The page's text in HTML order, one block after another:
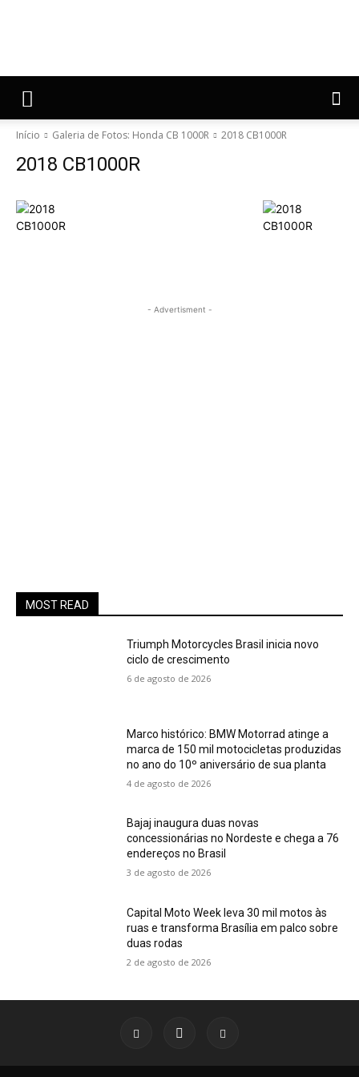
Início Galeria de Fotos: Honda CB 1000R 2018 CB1000R
2018 CB1000R
- Advertisment -
MOST READ
Triumph Motorcycles Brasil inicia novo
ciclo de crescimento
6 de agosto de 2026
Marco histórico: BMW Motorrad atinge a
marca de 150 mil motocicletas produzidas
no ano do 10º aniversário de sua planta
4 de agosto de 2026
Bajaj inaugura duas novas
concessionárias no Nordeste e chega a 76
endereços no Brasil
3 de agosto de 2026
Capital Moto Week leva 30 mil motos às
ruas e transforma Brasília em palco sobre
duas rodas
2 de agosto de 2026